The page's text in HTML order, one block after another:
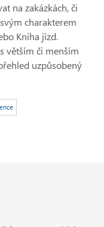
na zakázkách, či
charakterem
Kniha jízd.
větším či menším
uzpůsobený